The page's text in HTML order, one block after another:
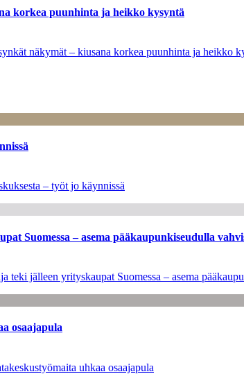
korkea puunhinta ja heikko kysyntä
näkymät – kiusana korkea puunhinta ja heikko
– työt jo käynnissä
Suomessa – asema pääkaupunkiseudulla
teki jälleen yrityskaupat Suomessa – asema
osaajapula
uhkaa osaajapula